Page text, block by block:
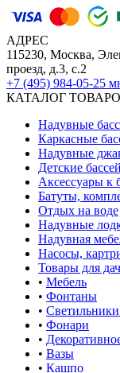
АДРЕС
115230, Москва,
проезд, д.3, с.2
+7 (495) 984-05-25
КАТАЛОГ
Надувные
Каркасные
Надувные
Детские
Аксессуары к
Батуты,
Отдых на воде
Надувные
Надувная
Насосы,
Товары для
• Мебель
• Фонтаны
•
• Фонари
•
• Вазы
• Кашпо